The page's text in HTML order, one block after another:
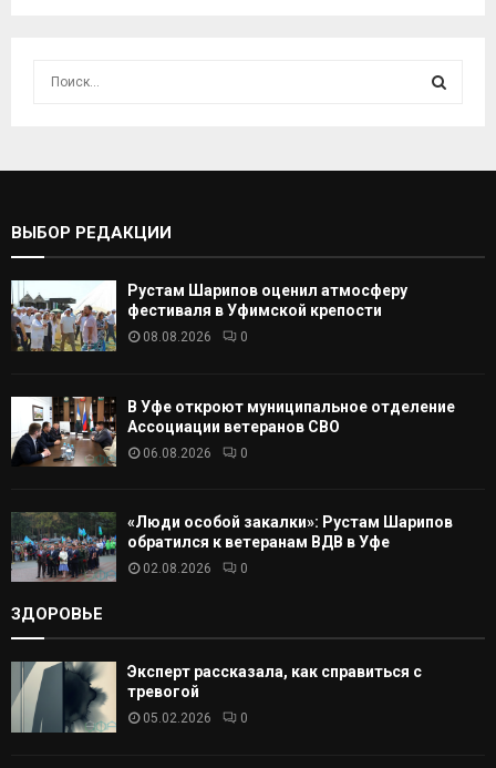
С
А
ВЫБОР РЕДАКЦИИ
Рустам Шарипов оценил атмосферу
фестиваля в Уфимской крепости
08.08.2026 0
В Уфе откроют муниципальное отделение
Ассоциации ветеранов СВО
06.08.2026 0
«Люди особой закалки»: Рустам Шарипов
обратился к ветеранам ВДВ в Уфе
02.08.2026 0
ЗДОРОВЬЕ
Эксперт рассказала, как справиться с
тревогой
05.02.2026 0